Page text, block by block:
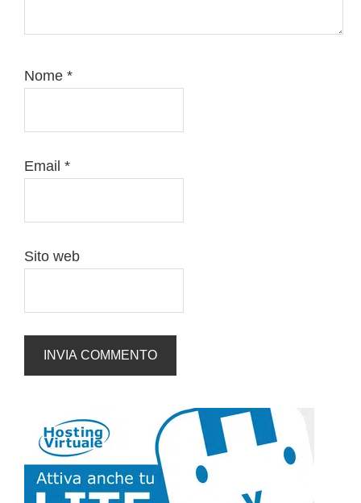
Nome *
Email *
Sito web
Barra
laterale
primaria